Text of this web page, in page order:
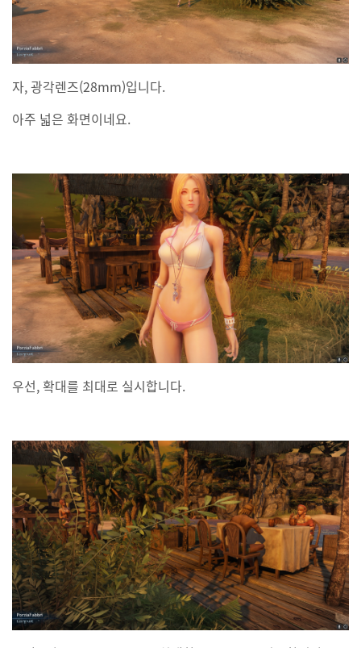
자, 광각렌즈(28mm)입니다.
아주 넓은 화면이네요.
우선, 확대를 최대로 실시합니다.